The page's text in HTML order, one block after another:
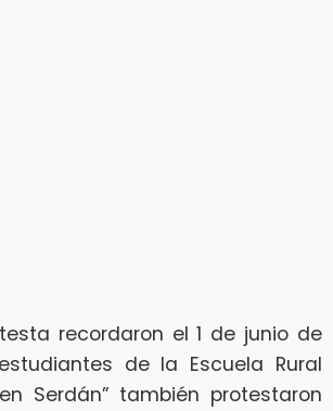
recordaron el 1 de junio de
de la Escuela Rural
Serdán” también protestaron